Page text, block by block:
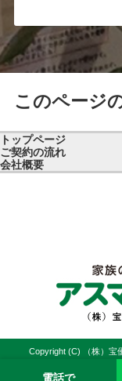
このページ
トップページ
ご契約の流れ
会社概要
Copyright (C) （株）宝
電話で